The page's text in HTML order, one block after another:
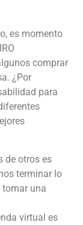
es momento
comprar
¿Por
para
de otros es
terminar lo
una
virtual es